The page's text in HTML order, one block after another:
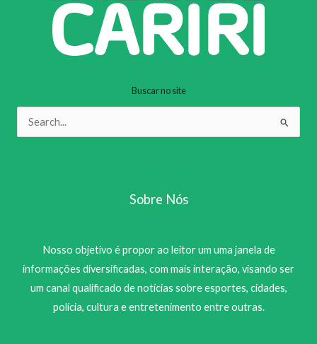
Buscar no site
Pesquisar
Sobre Nós
Nosso objetivo é propor ao leitor um uma janela de
informações diversificadas, com mais interação, visando ser
um canal qualificado de notícias sobre esportes, cidades,
polícia, cultura e entretenimento entre outras.